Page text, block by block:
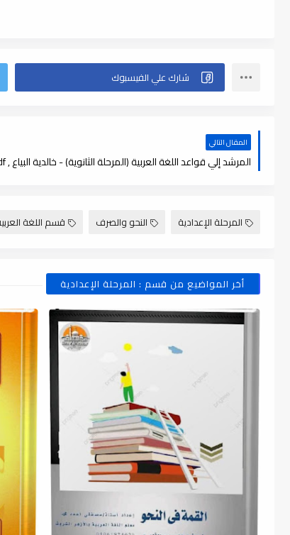
المقال التالي
المرشد إلي قواعد اللغة العربية (المرحلة الثانوية) - خالدية البياع , pdf
المرحلة الإعدادية النحو والصرف قسم اللغة
أخر المواضيع من قسم : المرحلة الإعدادية